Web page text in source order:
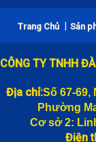
Bảng giá bánh
Khẩu trang vải 3
gửi hàng toàn
đảm
CUỘC SỐNG
Trang Chủ | Sản
CÔNG TY TNHH
Địa chỉ:Số 67-69,
Phường
Cơ sở 2:
Điện